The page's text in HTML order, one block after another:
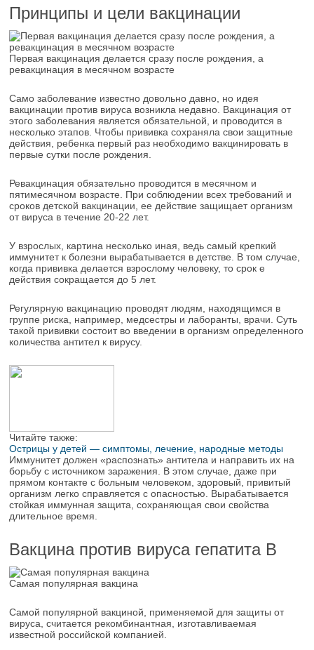
Принципы и цели вакцинации
Первая вакцинация делается сразу после рождения, а
ревакцинация в месячном возрасте
Само заболевание известно довольно давно, но идея
вакцинации против вируса возникла недавно. Вакцинация от
этого заболевания является обязательной, и проводится в
несколько этапов. Чтобы прививка сохраняла свои защитные
действия, ребенка первый раз необходимо вакцинировать в
первые сутки после рождения.
Ревакцинация обязательно проводится в месячном и
пятимесячном возрасте. При соблюдении всех требований и
сроков детской вакцинации, ее действие защищает организм
от вируса в течение 20-22 лет.
У взрослых, картина несколько иная, ведь самый крепкий
иммунитет к болезни вырабатывается в детстве. В том случае,
когда прививка делается взрослому человеку, то срок е
действия сокращается до 5 лет.
Регулярную вакцинацию проводят людям, находящимся в
группе риска, например, медсестры и лаборанты, врачи. Суть
такой прививки состоит во введении в организм определенного
количества антител к вирусу.
Читайте также:
Острицы у детей — симптомы, лечение, народные методы
Иммунитет должен «распознать» антитела и направить их на
борьбу с источником заражения. В этом случае, даже при
прямом контакте с больным человеком, здоровый, привитый
организм легко справляется с опасностью. Вырабатывается
стойкая иммунная защита, сохраняющая свои свойства
длительное время.
Вакцина против вируса гепатита В
Самая популярная вакцина
Самой популярной вакциной, применяемой для защиты от
вируса, считается рекомбинантная, изготавливаемая
известной российской компанией.